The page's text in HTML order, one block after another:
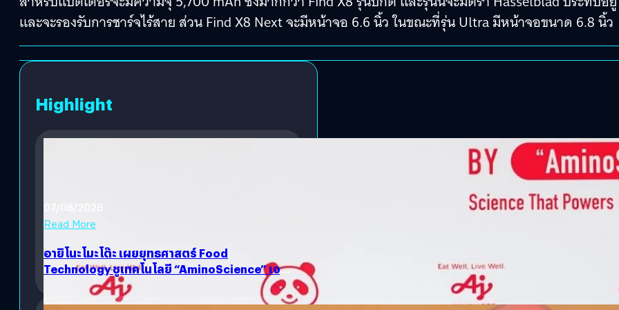
และจะรองรับการชาร์จไร้สาย ส่วน Find X8 Next จะมีหน้าจอ 6.6 นิ้ว ในขณะที่รุ่น Ultra มีหน้าจอขนาด 6.8 นิ้ว
Highlight
Read More
อายิโนะโมะโต๊ะ เผยยุทธศาสตร์ Food
Technology ชูเทคโนโลยี “AminoScience” เจาะ
อินไซต์ผู้บริโภคและ B2B